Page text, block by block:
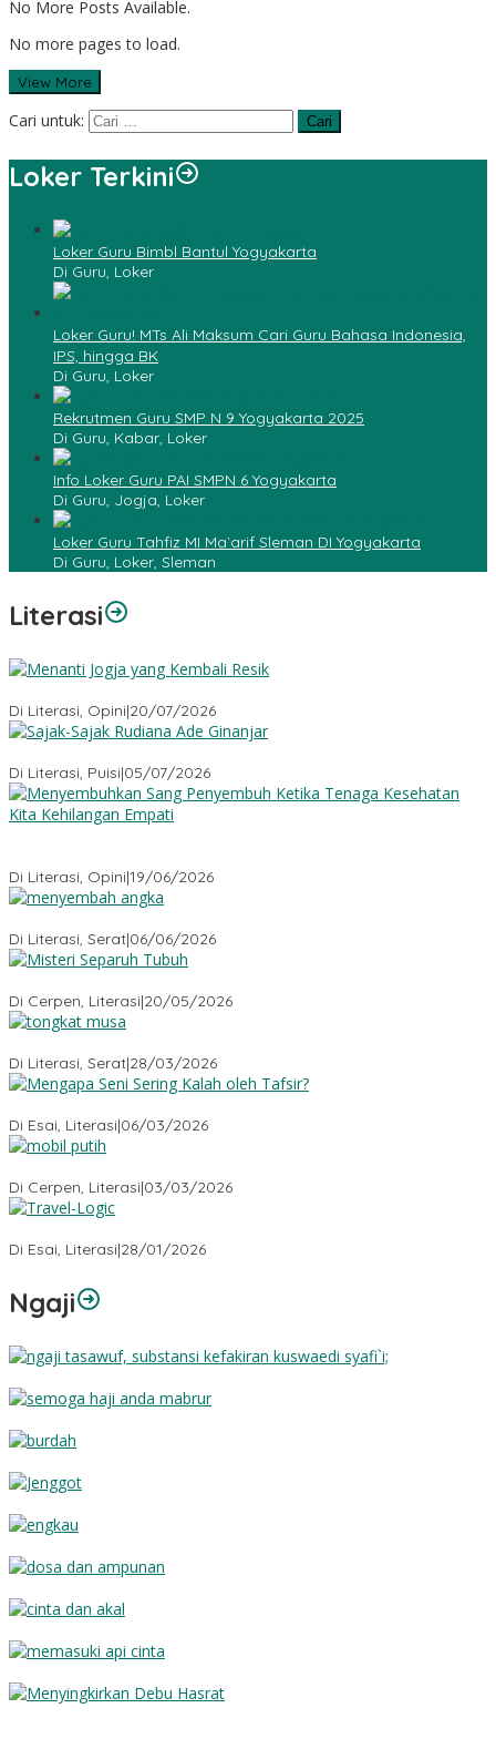
No More Posts Available.
No more pages to load.
View More
Cari untuk:
Loker Terkini
Loker Guru Bimbl Bantul Yogyakarta
Di Guru, Loker
Loker Guru! MTs Ali Maksum Cari Guru Bahasa Indonesia,
IPS, hingga BK
Di Guru, Loker
Rekrutmen Guru SMP N 9 Yogyakarta 2025
Di Guru, Kabar, Loker
Info Loker Guru PAI SMPN 6 Yogyakarta
Di Guru, Jogja, Loker
Loker Guru Tahfiz MI Ma`arif Sleman DI Yogyakarta
Di Guru, Loker, Sleman
Literasi
Di Literasi, Opini|20/07/2026
Di Literasi, Puisi|05/07/2026
Di Literasi, Opini|19/06/2026
Di Literasi, Serat|06/06/2026
Di Cerpen, Literasi|20/05/2026
Di Literasi, Serat|28/03/2026
Di Esai, Literasi|06/03/2026
Di Cerpen, Literasi|03/03/2026
Di Esai, Literasi|28/01/2026
Ngaji